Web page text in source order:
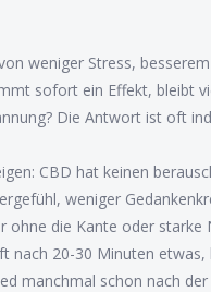
weniger Stress,
sofort ein Effekt, bleibt
Die Antwort ist oft
CBD hat keinen
weniger
ohne die Kante oder starke
nach 20-30 Minuten
manchmal schon nach